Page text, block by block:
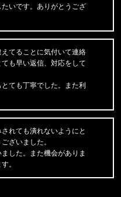
とうございます。
AND YO
とうございます。
ランド
ス
とうございます。
CAMO
とうございます。
いです。ありがとうござ
てることに気付いて連絡
も早い返信、対応をして
ても丁寧でした。また利
れても潰れないようにと
ざいました。
した。また機会がありま
。